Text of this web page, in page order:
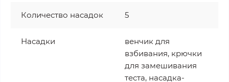
Количество насадок 5
Насадки
венчик для
взбивания, крючки
для замешивания
теста, насадка-